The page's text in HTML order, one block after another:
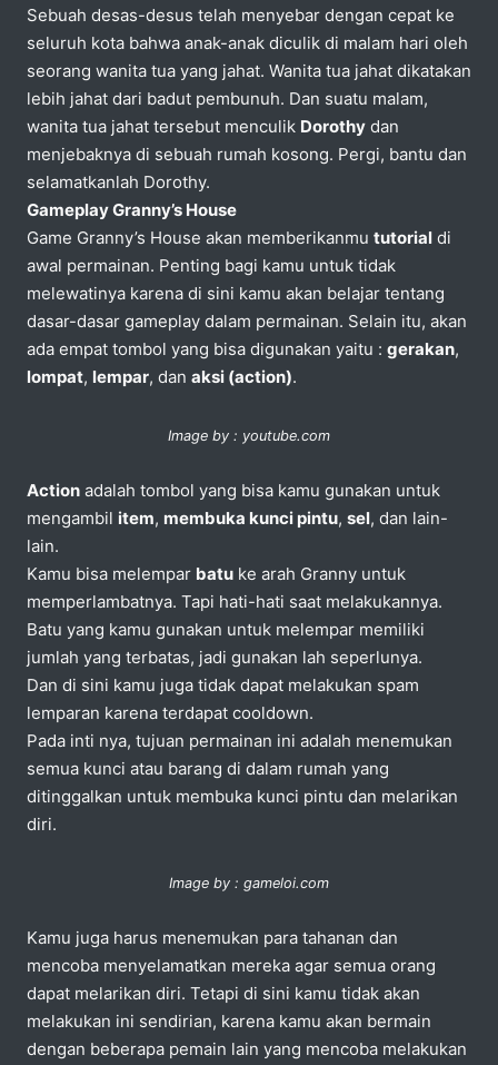
Sebuah desas-desus telah menyebar dengan cepat ke
seluruh kota bahwa anak-anak diculik di malam hari oleh
seorang wanita tua yang jahat. Wanita tua jahat dikatakan
lebih jahat dari badut pembunuh. Dan suatu malam,
wanita tua jahat tersebut menculik Dorothy dan
menjebaknya di sebuah rumah kosong. Pergi, bantu dan
selamatkanlah Dorothy.
Gameplay Granny’s House
Game Granny’s House akan memberikanmu tutorial di
awal permainan. Penting bagi kamu untuk tidak
melewatinya karena di sini kamu akan belajar tentang
dasar-dasar gameplay dalam permainan. Selain itu, akan
ada empat tombol yang bisa digunakan yaitu : gerakan,
lompat, lempar, dan aksi (action).
Image by : youtube.com
Action adalah tombol yang bisa kamu gunakan untuk
mengambil item, membuka kunci pintu, sel, dan lain-
lain.
Kamu bisa melempar batu ke arah Granny untuk
memperlambatnya. Tapi hati-hati saat melakukannya.
Batu yang kamu gunakan untuk melempar memiliki
jumlah yang terbatas, jadi gunakan lah seperlunya.
Dan di sini kamu juga tidak dapat melakukan spam
lemparan karena terdapat cooldown.
Pada inti nya, tujuan permainan ini adalah menemukan
semua kunci atau barang di dalam rumah yang
ditinggalkan untuk membuka kunci pintu dan melarikan
diri.
Image by : gameloi.com
Kamu juga harus menemukan para tahanan dan
mencoba menyelamatkan mereka agar semua orang
dapat melarikan diri. Tetapi di sini kamu tidak akan
melakukan ini sendirian, karena kamu akan bermain
dengan beberapa pemain lain yang mencoba melakukan